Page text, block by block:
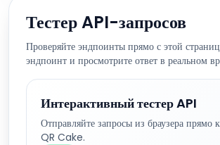
Тестер API-запросов
Проверяйте эндпоинты прямо с этой
эндпоинт и просмотрите ответ в реальном
Интерактивный тестер API
Отправляйте запросы из браузера
QR Cake.